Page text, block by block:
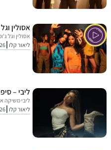
אסולין וגל
אסולין וגל ג'ומה
ליאור קלו 08/2026
ליבי – סיפור
ליבי משיקה את
ליאור קלו 08/2026